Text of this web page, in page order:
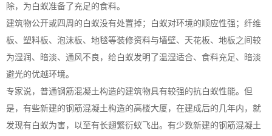
除，为白蚁准备了充足的食料。
建筑物公开或四周的白蚁没有处置掉；白蚁对环境的顺应性强；纤维
板、塑料板、泡沫板、地毯等装修资料与墙壁、天花板、地板之间较
为湿润、暗淡、通风不良，给白蚁发明了温湿适合、食料充足、暗淡
避光的优越环境。
专家说，普通钢筋混凝土构造的建筑物具有较强的抗白蚁性能。但
是，有些新建的钢筋混凝土构造的高楼大厦，在建成后的几年内，就
发现有白蚁为害，以至有长翅繁衍蚁飞出。有少数新建的钢筋混凝土